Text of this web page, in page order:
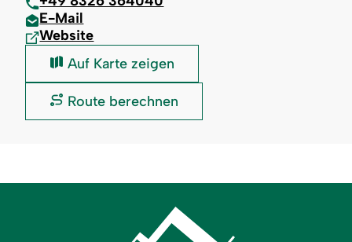
E-Mail
Website
Hörnerbahn
Co.KG:
Auf Karte zeigen
Hörnerbahn
Route berechnen